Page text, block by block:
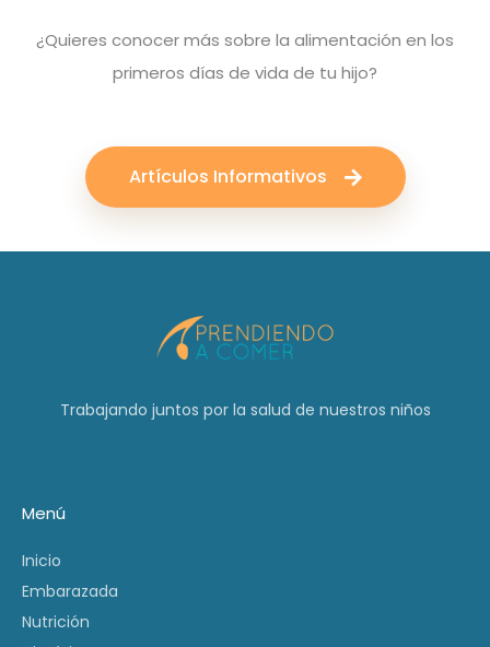
¿Quieres conocer más sobre la alimentación en los
primeros días de vida de tu hijo?
Artículos Informativos
Trabajando juntos por la salud de nuestros niños
Menú
Inicio
Embarazada
Nutrición